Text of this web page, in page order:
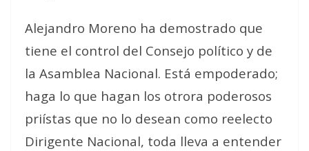
Alejandro Moreno ha demostrado que
tiene el control del Consejo político y de
la Asamblea Nacional. Está empoderado;
haga lo que hagan los otrora poderosos
priístas que no lo desean como reelecto
Dirigente Nacional, toda lleva a entender